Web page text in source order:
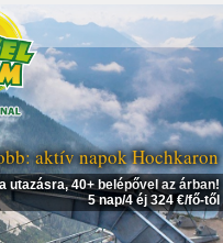
aktív napok Hochkaron
40+ belépővel az árban!
5 nap/4 éj 324 €/fő-től